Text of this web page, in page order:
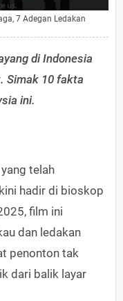
7 Adegan Ledakan
di Indonesia
Simak 10 fakta
ini.
telah
hadir di bioskop
film ini
dan ledakan
penonton tak
dari balik layar